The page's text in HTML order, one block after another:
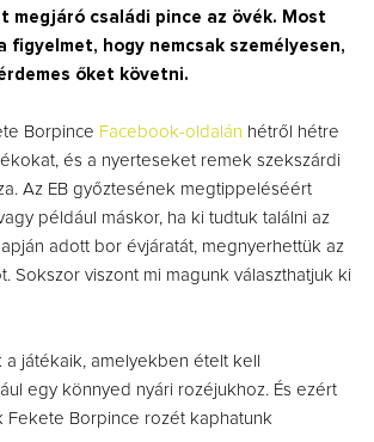
megjáró családi pince az övék. Most
figyelmet, hogy nemcsak személyesen,
őket követni.
Borpince Facebook-oldalán hétről hétre
és a nyerteseket remek szekszárdi
Az EB győztesének megtippeléséért
például máskor, ha ki tudtuk találni az
adott bor évjáratát, megnyerhettük az
Sokszor viszont mi magunk választhatjuk ki
a játékaik, amelyekben ételt kell
egy könnyed nyári rozéjukhoz. És ezért
Fekete Borpince rozét kaphatunk